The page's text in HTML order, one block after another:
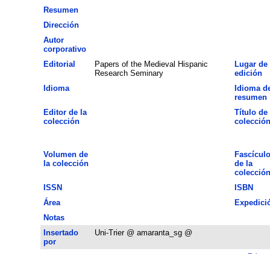
Resumen
Dirección
Autor
corporativo
Editorial
Papers of the Medieval Hispanic
Research Seminary
Lugar de
edición
Idioma
Idioma
resumen
Editor de la
colección
Título de
colección
Volumen de
la colección
Fascículo
de la
colección
ISSN
ISBN
Área
Notas
Insertado
por
Uni-Trier @ amaranta_sg @